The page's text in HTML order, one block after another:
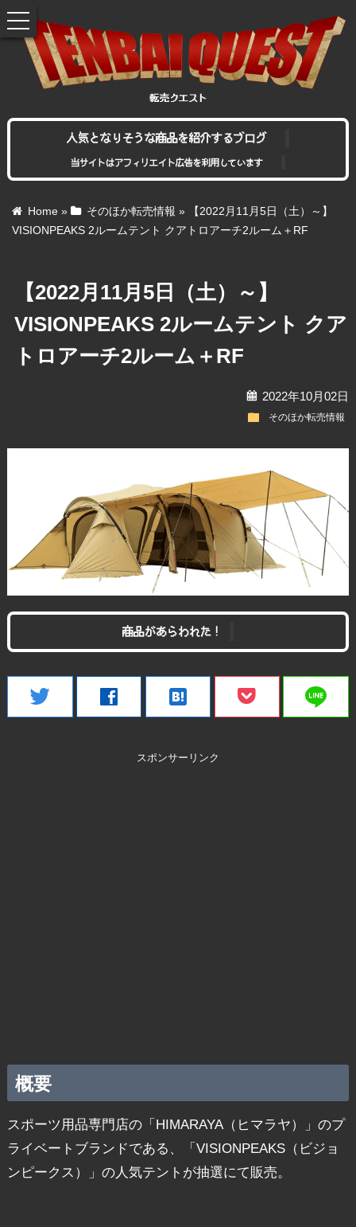
人気となりそうな商品を紹介するブログ
当サイトはアフィリエイト広告を利用しています
Home » そのほか転売情報 »
【2022月11月5日（土）～】
VISIONPEAKS 2ルームテント クアトロアーチ2ルーム＋RF
【2022月11月5日（土）～】
VISIONPEAKS 2ルームテント クア
トロアーチ2ルーム＋RF
calendar2022年10月02日
folder そのほか転売情報
商品があらわれた！
twitter facebook hatenabookmark line
スポンサーリンク
概要
スポーツ用品専門店の「HIMARAYA（ヒマラヤ）」のプ
ライベートブランドである、「VISIONPEAKS（ビジョ
ンピークス）」の人気テントが抽選にて販売。
toggle
navigation